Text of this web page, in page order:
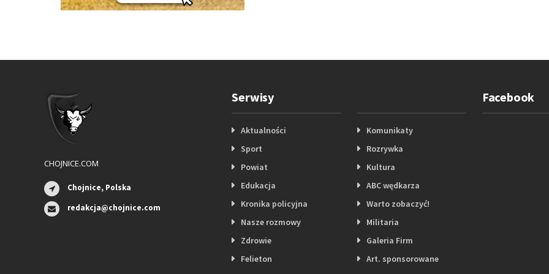
CHOJNICE.COM
Chojnice, Polska
redakcja@chojnice.com
Serwisy
Aktualności
Sport
Powiat
Edukacja
Kronika policyjna
Nasze rozmowy
Zdrowie
Felieton
Komunikaty
Rozrywka
Kultura
ABC wędkarza
Warto zobaczyć!
Militaria
Galeria Firm
Art. sponsorowane
Facebook